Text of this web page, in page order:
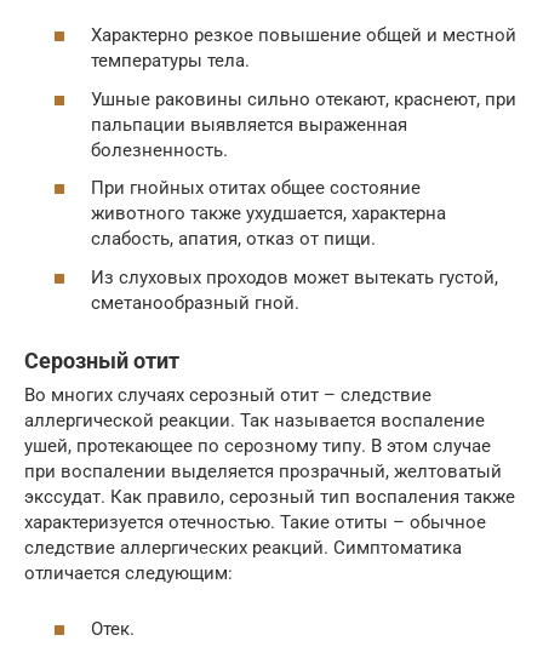
Характерно резкое повышение общей и местной
температуры тела.
Ушные раковины сильно отекают, краснеют, при
пальпации выявляется выраженная
болезненность.
При гнойных отитах общее состояние
животного также ухудшается, характерна
слабость, апатия, отказ от пищи.
Из слуховых проходов может вытекать густой,
сметанообразный гной.
Серозный отит
Во многих случаях серозный отит – следствие
аллергической реакции. Так называется воспаление
ушей, протекающее по серозному типу. В этом случае
при воспалении выделяется прозрачный, желтоватый
экссудат. Как правило, серозный тип воспаления также
характеризуется отечностью. Такие отиты – обычное
следствие аллергических реакций. Симптоматика
отличается следующим:
Отек.